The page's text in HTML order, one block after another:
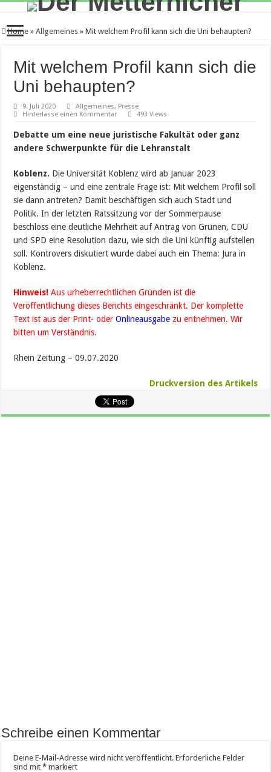
Home » Allgemeines » Mit welchem Profil kann sich die Uni behaupten?
Mit welchem Profil kann sich die
Uni behaupten?
9. Juli 2020 Allgemeines, Presse
Hinterlasse einen Kommentar
493 Views
Debatte um eine neue juristische Fakultät oder ganz
andere Schwerpunkte für die Lehranstalt
Koblenz. Die Universität Koblenz wird ab Januar 2023
eigenständig – und eine zentrale Frage ist: Mit welchem Profil soll
sie dann antreten? Damit beschäftigen sich auch Stadt und
Politik. In der letzten Ratssitzung vor der Sommerpause
beschloss eine deutliche Mehrheit auf Antrag von Grünen, CDU
und SPD eine Resolution dazu, wie sich die Uni künftig aufstellen
soll. Kontrovers diskutiert wurde dabei auch ein Thema: Jura in
Koblenz.
Hinweis! Aus urheberrechtlichen Gründen ist die
Veröffentlichung dieses Berichts eingeschränkt. Der komplette
Text ist aus der Print- oder Onlineausgabe zu entnehmen. Wir
bitten um Verständnis.
Rhein Zeitung – 09.07.2020
Druckversion des Artikels
Schreibe einen Kommentar
Deine E-Mail-Adresse wird nicht veröffentlicht. Erforderliche Felder
sind mit* markiert